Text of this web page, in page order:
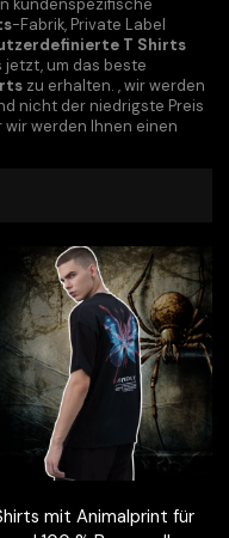
kundenspezifische
-Fabrik, Private Label
T Shirts
um das beste
zu erhalten. , wir werden
nicht der niedrigste Preis
wir werden Ihnen einen
mit Animalprint für